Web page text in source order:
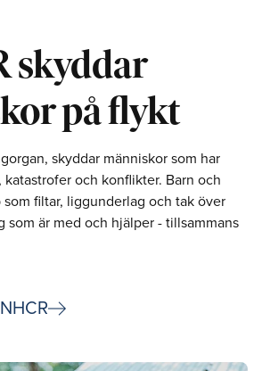
skyddar
på flykt
skyddar människor som har
och konflikter. Barn och
filtar, liggunderlag och tak över
som är med och hjälper - tillsammans
arrow_right_alt